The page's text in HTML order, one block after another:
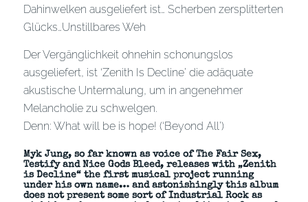
Dahinwelken ausgeliefert ist… Scherben zersplitterten
Glücks…Unstillbares Weh
Der Vergänglichkeit ohnehin schonungslos
ausgeliefert, ist ‘Zenith Is Decline’ die adäquate
akustische Untermalung, um in angenehmer
Melancholie zu schwelgen.
Denn: What will be is hope! (‘Beyond All’)
Myk Jung, so far known as voice of The Fair Sex,
Testify and Nice Gods Bleed, releases with „Zenith
is Decline“ the first musical project running
under his own name… and astonishingly this album
does not present some sort of Industrial Rock as